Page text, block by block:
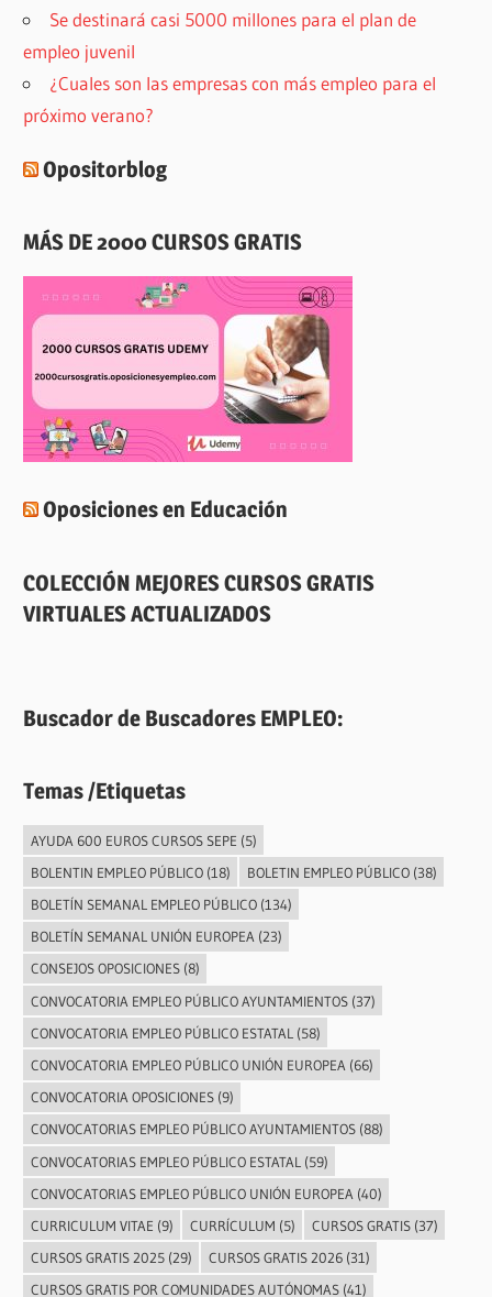
Se destinará casi 5000 millones para el plan de
empleo juvenil
¿Cuales son las empresas con más empleo para el
próximo verano?
Opositorblog
MÁS DE 2000 CURSOS GRATIS
Oposiciones en Educación
COLECCIÓN MEJORES CURSOS GRATIS
VIRTUALES ACTUALIZADOS
Buscador de Buscadores EMPLEO:
Temas /Etiquetas
AYUDA 600 EUROS CURSOS SEPE (5)
BOLENTIN EMPLEO PÚBLICO(18) BOLETIN EMPLEO PÚBLICO(38)
BOLETÍN SEMANAL EMPLEO PÚBLICO(134)
BOLETÍN SEMANAL UNIÓN EUROPEA (23)
CONSEJOS OPOSICIONES(8)
CONVOCATORIA EMPLEO PÚBLICO AYUNTAMIENTOS(37)
CONVOCATORIA EMPLEO PÚBLICO ESTATAL (58)
CONVOCATORIA EMPLEO PÚBLICO UNIÓN EUROPEA (66)
CONVOCATORIA OPOSICIONES(9)
CONVOCATORIAS EMPLEO PÚBLICO AYUNTAMIENTOS(88)
CONVOCATORIAS EMPLEO PÚBLICO ESTATAL (59)
CONVOCATORIAS EMPLEO PÚBLICO UNIÓN EUROPEA (40)
CURRICULUM VITAE (9) CURRÍCULUM (5) CURSOS GRATIS(37)
CURSOS GRATIS 2025(29) CURSOS GRATIS 2026(31)
CURSOS GRATIS POR COMUNIDADES AUTÓNOMAS(41)